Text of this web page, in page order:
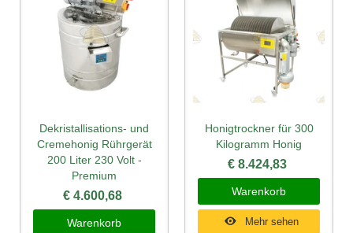
Dekristallisations- und
Cremehonig Rührgerät
200 Liter 230 Volt -
Premium
€ 4.600,68
Warenkorb
Honigtrockner für 300
Kilogramm Honig
€ 8.424,83
Warenkorb
Mehr sehen